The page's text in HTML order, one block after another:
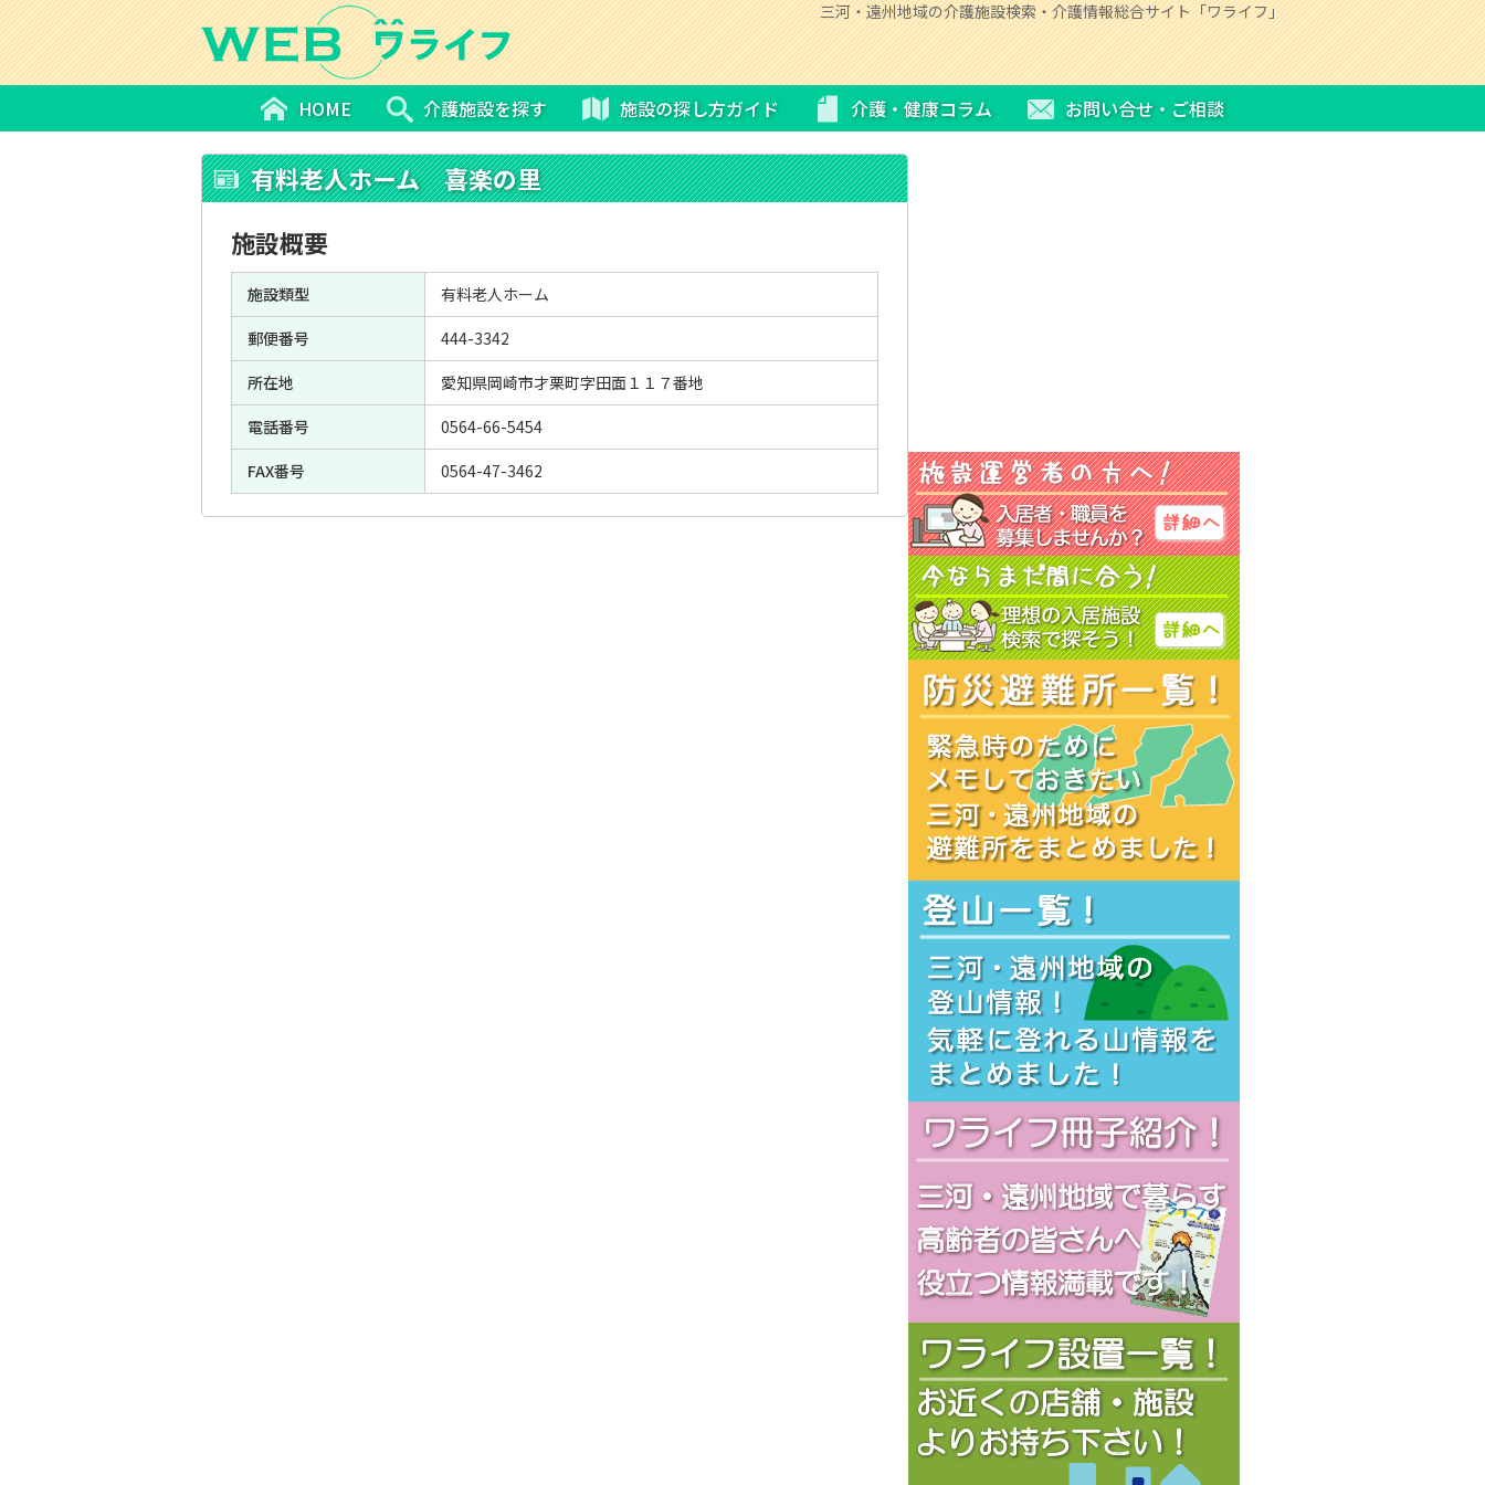
三河・遠州地域の介護施設検索・介護情報総合サイト「ワライフ」
HOME 介護施設を探す 施設の探し方ガイド 介護・健康コラム お問い合せ・ご相談
有料老人ホーム 喜楽の里
施設概要
施設類型
有料老人ホーム
郵便番号
444-3342
所在地
愛知県岡崎市才栗町字田面１１７番地
電話番号
0564-66-5454
FAX番号
0564-47-3462